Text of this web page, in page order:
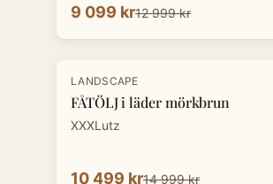
9 099 kr12 999 kr
- 30%
LANDSCAPE
FÅTÖLJ i läder mörkbrun
XXXLutz
10 499 kr14 999 kr